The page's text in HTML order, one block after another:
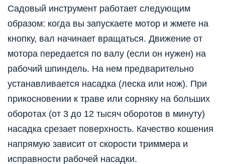
Садовый инструмент работает следующим
образом: когда вы запускаете мотор и жмете на
кнопку, вал начинает вращаться. Движение от
мотора передается по валу (если он нужен) на
рабочий шпиндель. На нем предварительно
устанавливается насадка (леска или нож). При
прикосновении к траве или сорняку на больших
оборотах (от 3 до 12 тысяч оборотов в минуту)
насадка срезает поверхность. Качество кошения
напрямую зависит от скорости триммера и
исправности рабочей насадки.